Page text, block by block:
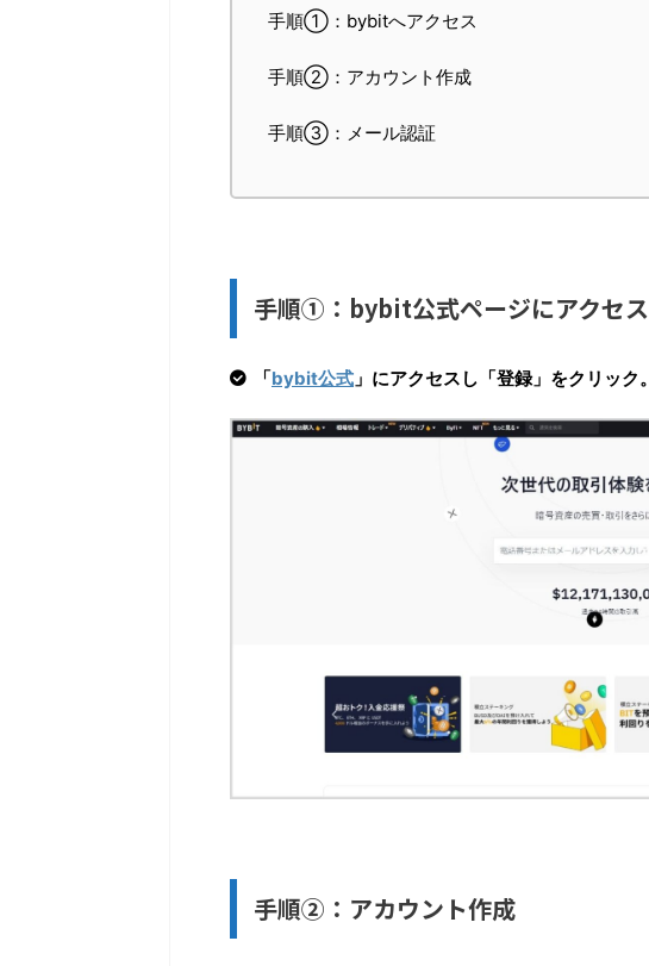
手順①：bybitへアクセス
手順②：アカウント作成
手順③：メール認証
手順①：bybit公式ページにアクセス
「bybit公式 」にアクセスし「登録」をクリック。
手順②：アカウント作成